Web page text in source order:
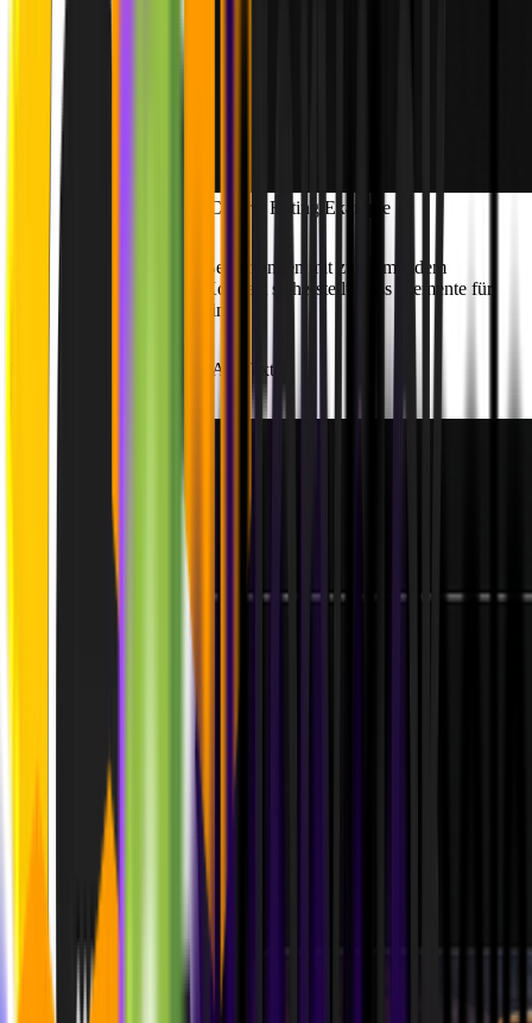
Contrast Criteria Rating Example
Wie zu sehen, steigen die Bewertungen mit zunehmendem
Farbkontrast - weil hoher Kontrast sicherstellt, dass Elemente für
alle Nutzer gut erkennbar sind.
Von der technischen Seite: Alt-Texte: